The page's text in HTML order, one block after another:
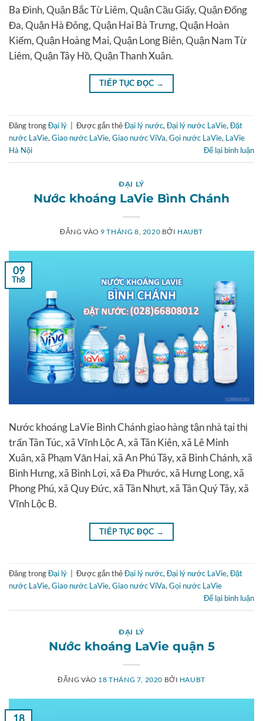
Ba Đình, Quận Bắc Từ Liêm, Quận Cầu Giấy, Quận Đống
Đa, Quận Hà Đông, Quận Hai Bà Trưng, Quận Hoàn
Kiếm, Quận Hoàng Mai, Quận Long Biên, Quận Nam Từ
Liêm, Quận Tây Hồ, Quận Thanh Xuân.
TIẾP TỤC ĐỌC →
Đăng trongĐại lý Được gắn thẻĐại lý nước,Đại lý nước LaVie,Đặt
nước LaVie,Giao nước LaVie,Giao nước ViVa,Gọi nước LaVie, LaVie
Hà Nội
Để lại bình luận
ĐẠI LÝ
Nước khoáng LaVie Bình Chánh
ĐĂNG VÀO 9 THÁNG 8, 2020 BỞI HAUBT
09
Th8
Nước khoáng LaVie Bình Chánh giao hàng tận nhà tại thị
trấn Tân Túc, xã Vĩnh Lộc A, xã Tân Kiên, xã Lê Minh
Xuân, xã Phạm Văn Hai, xã An Phú Tây, xã Bình Chánh, xã
Bình Hưng, xã Bình Lợi, xã Đa Phước, xã Hưng Long, xã
Phong Phú, xã Quy Đức, xã Tân Nhựt, xã Tân Quý Tây, xã
Vĩnh Lộc B.
TIẾP TỤC ĐỌC →
Đăng trongĐại lý Được gắn thẻĐại lý nước,Đại lý nước LaVie,Đặt
nước LaVie,Giao nước LaVie,Giao nước ViVa,Gọi nước LaVie
Để lại bình luận
ĐẠI LÝ
Nước khoáng LaVie quận 5
ĐĂNG VÀO 18 THÁNG 7, 2020 BỞI HAUBT